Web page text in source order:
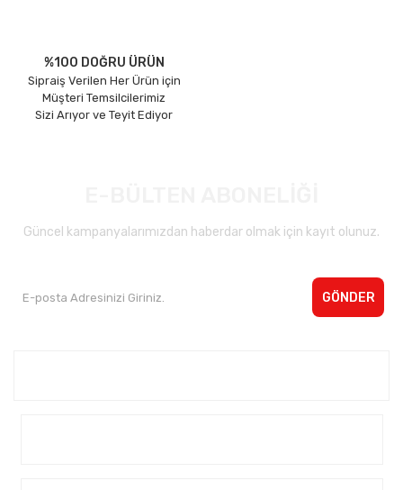
%100 DOĞRU ÜRÜN
Sipraiş Verilen Her Ürün için
Müşteri Temsilcilerimiz
Sizi Arıyor ve Teyit Ediyor
Güncel kampanyalarımızdan haberdar olmak için kayıt olunuz.
GÖNDER